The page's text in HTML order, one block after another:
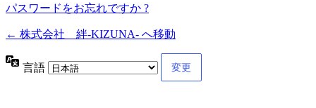
パスワードをお忘れですか ?
← 株式会社 絆-KIZUNA- へ移動
言語